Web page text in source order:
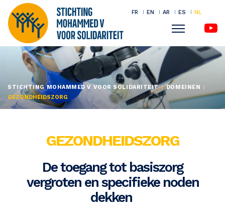
Overslaan
de
inhoud
FR EN AR ES NL
Menu
STICHTING MOHAMMED V VOOR SOLIDARITEIT
DOMEINEN
GEZONDHEIDSZORG
GEZONDHEIDSZORG
De toegang tot basiszorg
vergroten en specifieke noden
dekken